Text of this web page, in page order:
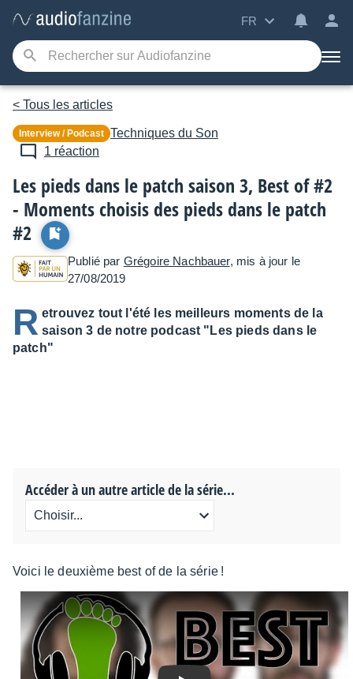
FR
< Tous les articles
Interview / Podcast Techniques du Son
1 réaction
Les pieds dans le patch saison 3, Best of #2
- Moments choisis des pieds dans le patch
#2
Publié par Grégoire Nachbauer, mis à jour le
27/08/2019
R etrouvez tout l'été les meilleurs moments de la
saison 3 de notre podcast "Les pieds dans le
patch"
Accéder à un autre article de la série...
Voici le deuxième best of de la série !